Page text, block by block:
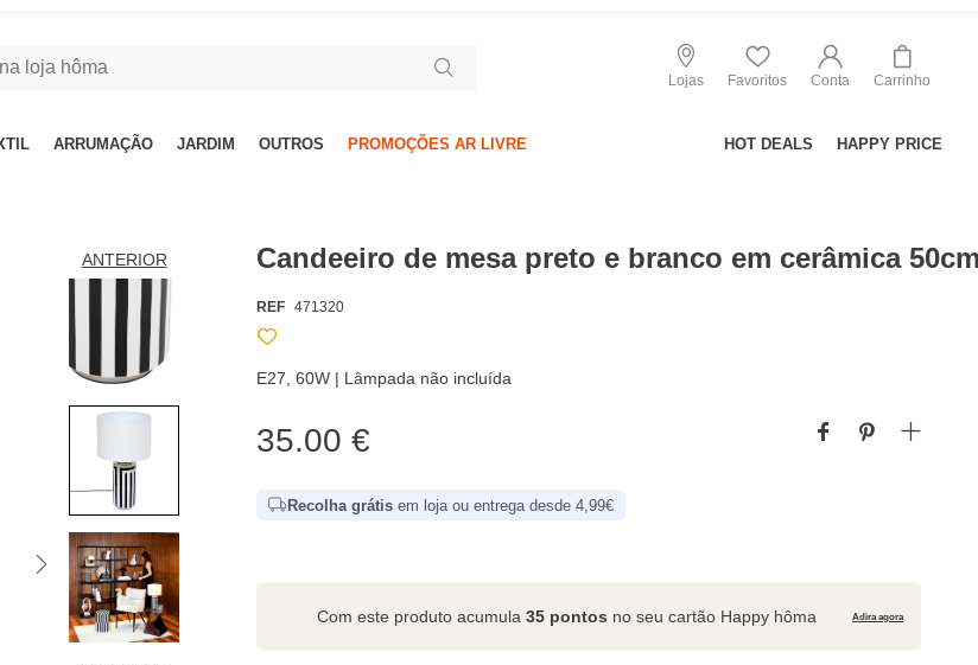
Lojas Favoritos Conta Carrinho
ARRUMAÇÃO JARDIM OUTROS PROMOÇÕES AR LIVRE HOT DEALS HAPPY PRICE
ANTERIOR Candeeiro de mesa preto e branco em cerâmica
REF 471320
E27, 60W | Lâmpada não incluída
35.00 €
Recolha grátis em loja ou entrega desde 4,99€
Com este produto acumula35 pontos no seu cartão Happy hôma Adira agora